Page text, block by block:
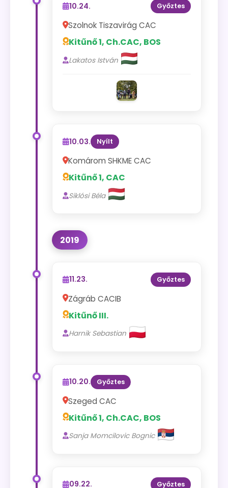
10.24. Győztes
Szolnok Tiszavirág CAC
Kitűnő 1, Ch.CAC, BOS
Lakatos István
10.03. Nyílt
Komárom SHKME CAC
Kitűnő 1, CAC
Siklósi Béla
2019
11.23. Győztes
Zágráb CACIB
Kitűnő III.
Harnik Sebastian
10.20. Győztes
Szeged CAC
Kitűnő 1, Ch.CAC, BOS
Sanja Momcilovic Bognic
09.22. Győztes